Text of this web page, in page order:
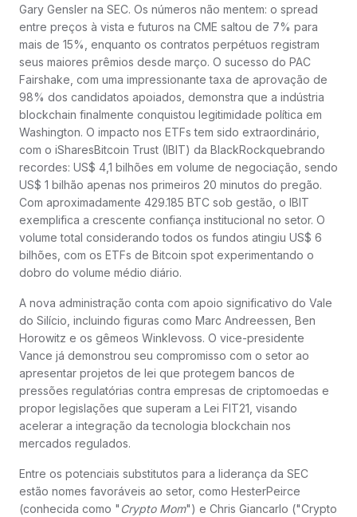
Gary Gensler na SEC. Os números não mentem: o spread
entre preços à vista e futuros na CME saltou de 7% para
mais de 15%, enquanto os contratos perpétuos registram
seus maiores prêmios desde março. O sucesso do PAC
Fairshake, com uma impressionante taxa de aprovação de
98% dos candidatos apoiados, demonstra que a indústria
blockchain finalmente conquistou legitimidade política em
Washington. O impacto nos ETFs tem sido extraordinário,
com o iSharesBitcoin Trust (IBIT) da BlackRockquebrando
recordes: US$ 4,1 bilhões em volume de negociação, sendo
US$ 1 bilhão apenas nos primeiros 20 minutos do pregão.
Com aproximadamente 429.185 BTC sob gestão, o IBIT
exemplifica a crescente confiança institucional no setor. O
volume total considerando todos os fundos atingiu US$ 6
bilhões, com os ETFs de Bitcoin spot experimentando o
dobro do volume médio diário.
A nova administração conta com apoio significativo do Vale
do Silício, incluindo figuras como Marc Andreessen, Ben
Horowitz e os gêmeos Winklevoss. O vice-presidente
Vance já demonstrou seu compromisso com o setor ao
apresentar projetos de lei que protegem bancos de
pressões regulatórias contra empresas de criptomoedas e
propor legislações que superam a Lei FIT21, visando
acelerar a integração da tecnologia blockchain nos
mercados regulados.
Entre os potenciais substitutos para a liderança da SEC
estão nomes favoráveis ao setor, como HesterPeirce
(conhecida como " Crypto Mom") e Chris Giancarlo ("Crypto